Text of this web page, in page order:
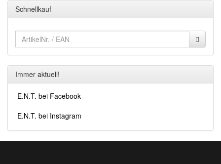
Schnellkauf
Immer aktuell!
E.N.T. bei Facebook
E.N.T. bei Instagram